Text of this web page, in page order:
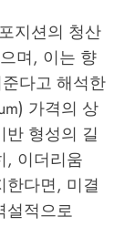
지션의 청산
며, 이는 향
다고 해석한
가격의 상
반 형성의 길
, 이더리움
한다면, 미결
설적으로